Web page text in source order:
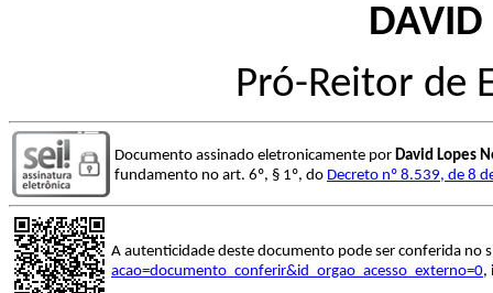
DAVID
Pró-Reitor de
Documento assinado eletronicamente por David Lopes
fundamento no art. 6º, § 1º, do Decreto nº 8.539, de 8
A autenticidade deste documento pode ser conferida no
acao=documento_conferir&id_orgao_acesso_externo=0,